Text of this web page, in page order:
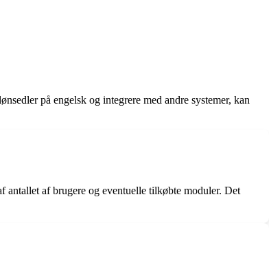
på engelsk og integrere med andre systemer, kan
antallet af brugere og eventuelle tilkøbte moduler. Det